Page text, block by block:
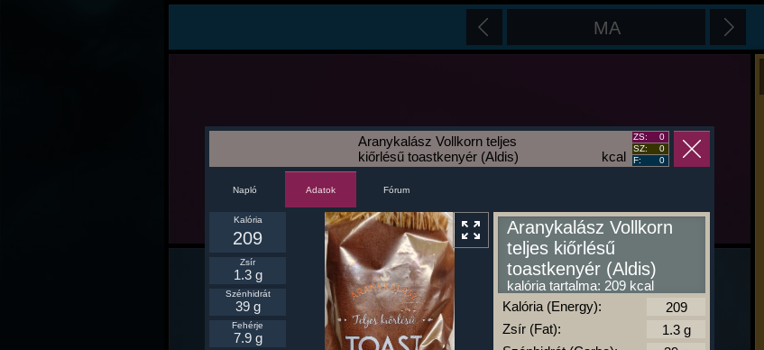
MA
kcal
Aranykalász Vollkorn teljes
kiőrlésű toastkenyér (Aldis)
ZS:
0
SZ:
0
F:
0
Napló Adatok Fórum
Kalória
209
Zsír
1.3 g
Szénhidrát
39 g
Fehérje
7.9 g
Aranykalász Vollkorn
teljes kiőrlésű
toastkenyér (Aldis)
kalória tartalma: 209 kcal
Kalória (Energy):
Zsír (Fat):